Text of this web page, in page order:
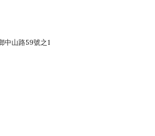
中山路59號之1